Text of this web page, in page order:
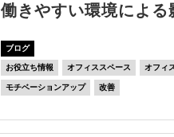
働きやすい環境による
ブログ
お役立ち情報 オフィススペース オフィ
モチベーションアップ 改善